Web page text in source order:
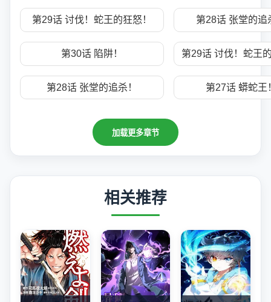
第29话 讨伐！蛇王的狂怒！ 第28话 张堂的追
第30话 陷阱！ 第29话 讨伐！蛇王
第28话 张堂的追杀！ 第27话 蟒蛇王
加载更多章节
相关推荐